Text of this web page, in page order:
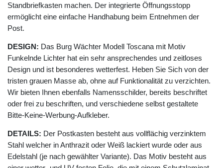
Standbriefkasten machen. Der integrierte Öffnungsstopp
ermöglicht eine einfache Handhabung beim Entnehmen der
Post.
DESIGN: Das Burg Wächter Modell Toscana mit Motiv
Funkelnde Lichter hat ein sehr ansprechendes und zeitloses
Design und ist besonderes wetterfest. Heben Sie Sich von der
tristen grauen Masse ab, ohne auf Funktionalität zu verzichten.
Wir bieten Ihnen ebenfalls Namensschilder, bereits beschriftet
oder frei zu beschriften, und verschiedene selbst gestaltete
Bitte-Keine-Werbung-Aufkleber.
DETAILS: Der Postkasten besteht aus vollflächig verzinktem
Stahl welcher in Anthrazit oder Weiß lackiert wurde oder aus
Edelstahl (je nach gewählter Variante). Das Motiv besteht aus